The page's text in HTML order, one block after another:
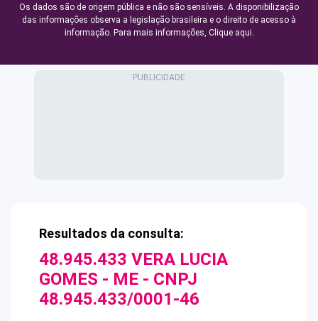
Os dados são de origem pública e não são sensíveis. A disponibilização
das informações observa a legislação brasileira e o direito de acesso à
informação. Para mais informações, Clique aqui.
Resultados da consulta:
48.945.433 VERA LUCIA
GOMES - ME - CNPJ
48.945.433/0001-46